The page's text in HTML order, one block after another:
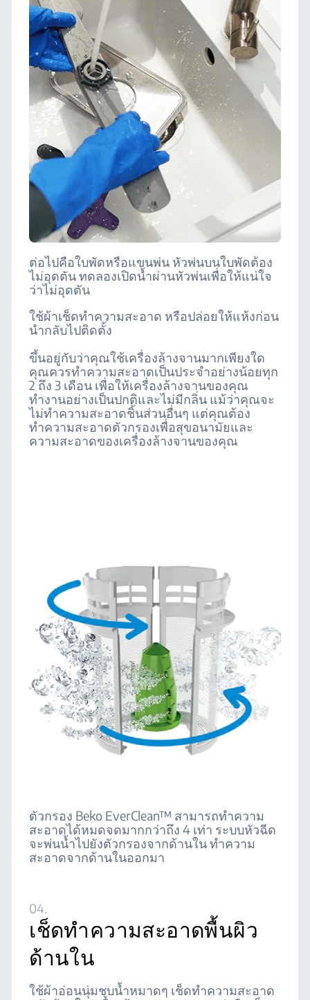
ต่อไปคือใบพัดหรือแขนพ่น หัวพ่นบนใบพัดต้อง
ไม่อุดตัน ทดลองเปิดน้ำผ่านหัวพ่นเพื่อให้แน่ใจ
ว่าไม่อุดตัน
ใช้ผ้าเช็ดทำความสะอาด หรือปล่อยให้แห้งก่อน
นำกลับไปติดตั้ง
ขึ้นอยู่กับว่าคุณใช้เครื่องล้างจานมากเพียงใด
คุณควรทำความสะอาดเป็นประจำอย่างน้อยทุก
2 ถึง 3 เดือน เพื่อให้เครื่องล้างจานของคุณ
ทำงานอย่างเป็นปกติและไม่มีกลิ่น แม้ว่าคุณจะ
ไม่ทำความสะอาดชิ้นส่วนอื่นๆ แต่คุณต้อง
ทำความสะอาดตัวกรองเพื่อสุขอนามัยและ
ความสะอาดของเครื่องล้างจานของคุณ
ตัวกรอง Beko EverClean™ สามารถทำความ
สะอาดได้หมดจดมากกว่าถึง 4 เท่า ระบบหัวฉีด
จะพ่นน้ำไปยังตัวกรองจากด้านใน ทำความ
สะอาดจากด้านในออกมา
04.
เช็ดทำความสะอาดพื้นผิว
ด้านใน
ใช้ผ้าอ่อนนุ่มชุบน้ำหมาดๆ เช็ดทำความสะอาด